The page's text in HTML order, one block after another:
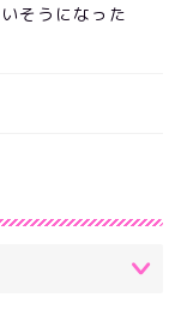
そうになった